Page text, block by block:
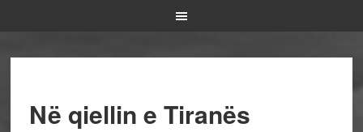
Në qiellin e Tiranës